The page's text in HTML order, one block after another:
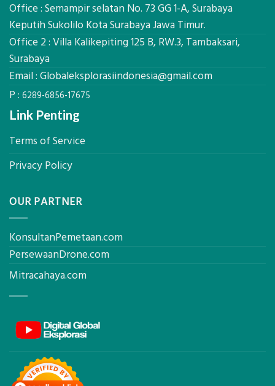
Biaya
Per
untuk
Sejuk
Tanpa
Global
Solusi
Pemetaan
Office : Semampir selatan No. 73 GG 1-A, Surabaya
Keputih Sukolilo Kota Surabaya Jawa Timur.
Office 2 : Villa Kalikepiting 125 B, RW.3, Tambaksari,
Surabaya
Email : Globaleksplorasiindonesia@gmail.com
P : 6289-6856-17675
Link Penting
Terms of Service
Privacy Policy
OUR PARTNER
KonsultanPemetaan.com
PersewaanDrone.com
Mitracahaya.com